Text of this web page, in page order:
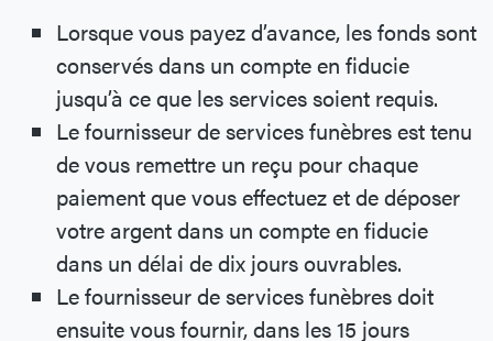
Lorsque vous payez d’avance, les fonds sont
conservés dans un compte en fiducie
jusqu’à ce que les services soient requis.
Le fournisseur de services funèbres est tenu
de vous remettre un reçu pour chaque
paiement que vous effectuez et de déposer
votre argent dans un compte en fiducie
dans un délai de dix jours ouvrables.
Le fournisseur de services funèbres doit
ensuite vous fournir, dans les 15 jours